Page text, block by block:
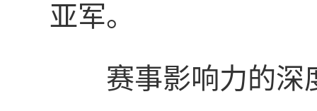
亚军。
赛事影响力的深